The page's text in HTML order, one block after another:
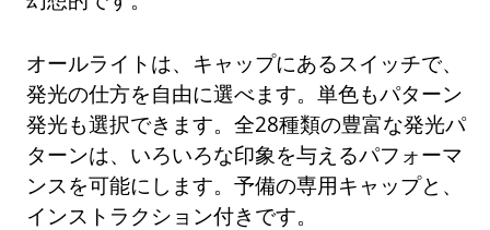
オールライトは、キャップにあるスイッチで、
発光の仕方を自由に選べます。単色もパターン
発光も選択できます。全28種類の豊富な発光パ
ターンは、いろいろな印象を与えるパフォーマ
ンスを可能にします。予備の専用キャップと、
インストラクション付きです。